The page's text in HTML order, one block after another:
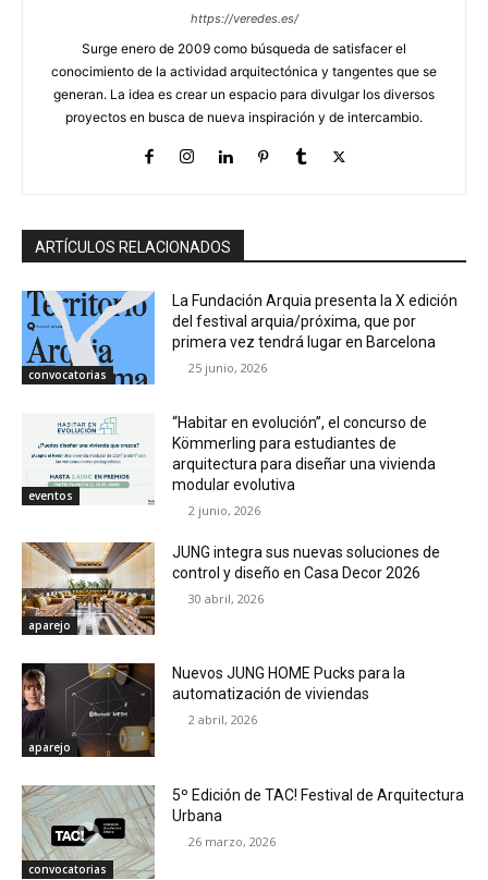
https://veredes.es/
Surge enero de 2009 como búsqueda de satisfacer el
conocimiento de la actividad arquitectónica y tangentes que se
generan. La idea es crear un espacio para divulgar los diversos
proyectos en busca de nueva inspiración y de intercambio.
ARTÍCULOS RELACIONADOS
convocatorias
La Fundación Arquia presenta la X edición
del festival arquia/próxima, que por
primera vez tendrá lugar en Barcelona
25 junio, 2026
eventos
“Habitar en evolución”, el concurso de
Kömmerling para estudiantes de
arquitectura para diseñar una vivienda
modular evolutiva
2 junio, 2026
aparejo
JUNG integra sus nuevas soluciones de
control y diseño en Casa Decor 2026
30 abril, 2026
aparejo
Nuevos JUNG HOME Pucks para la
automatización de viviendas
2 abril, 2026
convocatorias
5º Edición de TAC! Festival de Arquitectura
Urbana
26 marzo, 2026